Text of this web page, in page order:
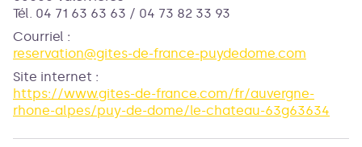
Tél. 04 71 63 63 63 / 04 73 82 33 93
Courriel :
reservation@gites-de-france-puydedome.com
Site internet :
https://www.gites-de-france.com/fr/auvergne-
rhone-alpes/puy-de-dome/le-chateau-63g63634